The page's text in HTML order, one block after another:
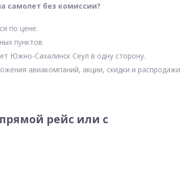
самолет без комиссии?
по цене.
пунктов.
Южно-Сахалинск Сеул в одну сторону.
авиакомпаний, акции, скидки и распродажи
рейс или с